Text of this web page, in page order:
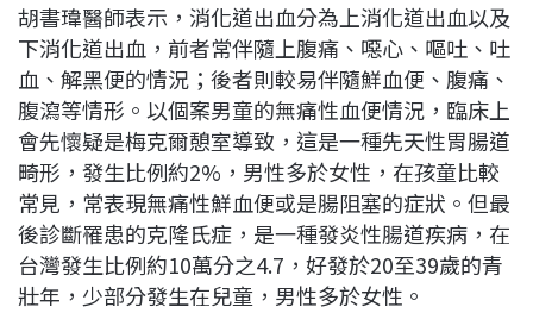
胡書瑋醫師表示，消化道出血分為上消化道出血以及
下消化道出血，前者常伴隨上腹痛、噁心、嘔吐、吐
血、解黑便的情況；後者則較易伴隨鮮血便、腹痛、
腹瀉等情形。以個案男童的無痛性血便情況，臨床上
會先懷疑是梅克爾憩室導致，這是一種先天性胃腸道
畸形，發生比例約2%，男性多於女性，在孩童比較
常見，常表現無痛性鮮血便或是腸阻塞的症狀。但最
後診斷罹患的克隆氏症，是一種發炎性腸道疾病，在
台灣發生比例約10萬分之4.7，好發於20至39歲的青
壯年，少部分發生在兒童，男性多於女性。